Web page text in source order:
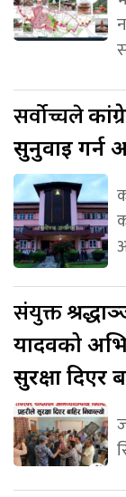
सर्वोच्चले
सुनुवाइ गर्न
संयुक्त
यादवको
सुरक्षा दिएर